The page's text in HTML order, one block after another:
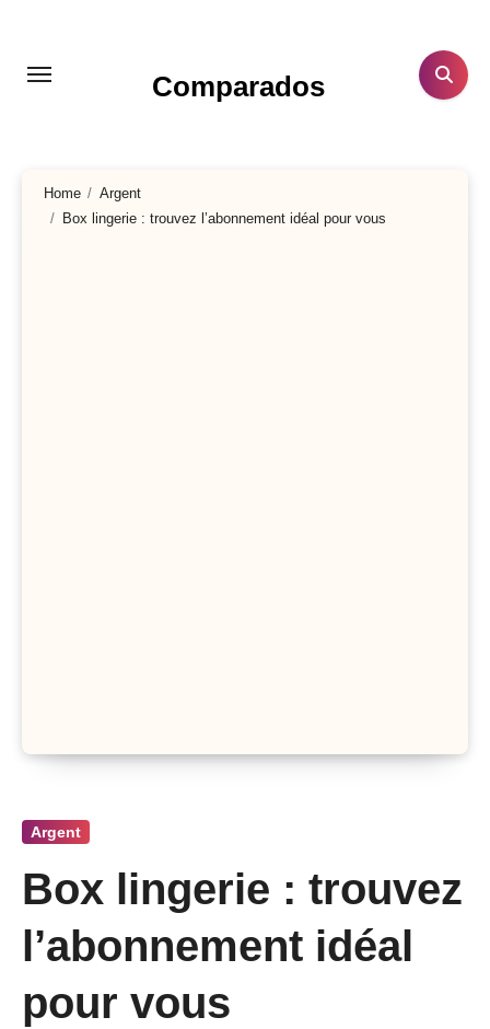
contenu
Comparados
Home
Argent
Box lingerie : trouvez l’abonnement idéal pour vous
Argent
Box lingerie : trouvez
l’abonnement idéal
pour vous